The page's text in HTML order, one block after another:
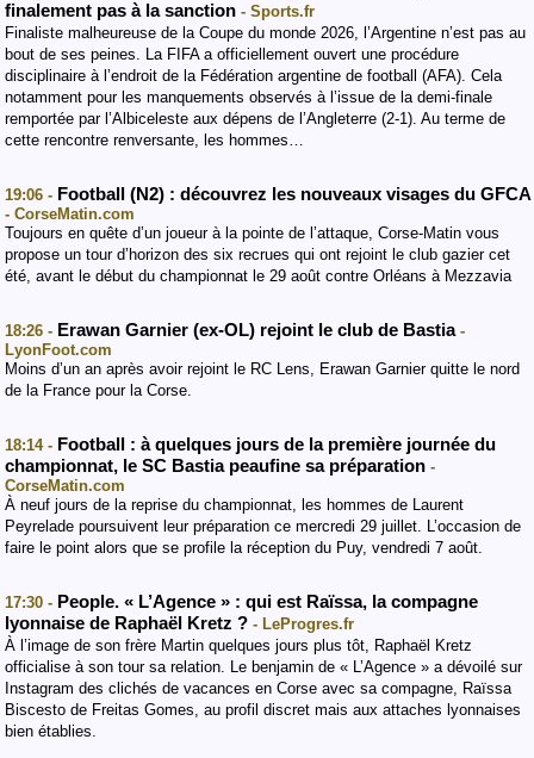
finalement pas à la sanction - Sports.fr
Finaliste malheureuse de la Coupe du monde 2026, l’Argentine n’est pas au
bout de ses peines. La FIFA a officiellement ouvert une procédure
disciplinaire à l’endroit de la Fédération argentine de football (AFA). Cela
notamment pour les manquements observés à l’issue de la demi-finale
remportée par l’Albiceleste aux dépens de l’Angleterre (2-1). Au terme de
cette rencontre renversante, les hommes…
19:06 - Football (N2) : découvrez les nouveaux visages du GFCA
- CorseMatin.com
Toujours en quête d’un joueur à la pointe de l’attaque, Corse-Matin vous
propose un tour d’horizon des six recrues qui ont rejoint le club gazier cet
été, avant le début du championnat le 29 août contre Orléans à Mezzavia
18:26 - Erawan Garnier (ex-OL) rejoint le club de Bastia -
LyonFoot.com
Moins d’un an après avoir rejoint le RC Lens, Erawan Garnier quitte le nord
de la France pour la Corse.
18:14 - Football : à quelques jours de la première journée du
championnat, le SC Bastia peaufine sa préparation -
CorseMatin.com
À neuf jours de la reprise du championnat, les hommes de Laurent
Peyrelade poursuivent leur préparation ce mercredi 29 juillet. L’occasion de
faire le point alors que se profile la réception du Puy, vendredi 7 août.
17:30 - People. « L’Agence » : qui est Raïssa, la compagne
lyonnaise de Raphaël Kretz ? - LeProgres.fr
À l’image de son frère Martin quelques jours plus tôt, Raphaël Kretz
officialise à son tour sa relation. Le benjamin de « L’Agence » a dévoilé sur
Instagram des clichés de vacances en Corse avec sa compagne, Raïssa
Biscesto de Freitas Gomes, au profil discret mais aux attaches lyonnaises
bien établies.